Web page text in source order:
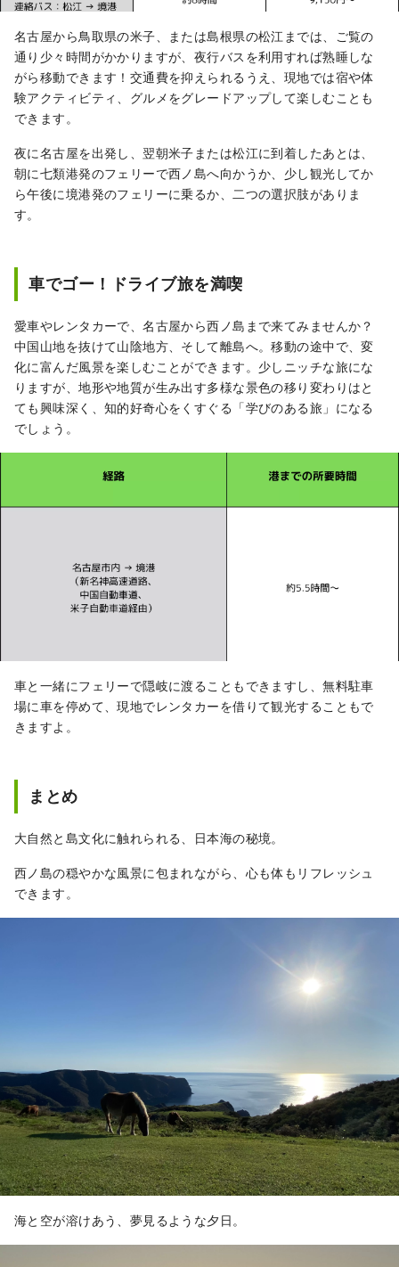
名古屋から鳥取県の米子、または島根県の松江までは、ご覧の
通り少々時間がかかりますが、夜行バスを利用すれば熟睡しな
がら移動できます！交通費を抑えられるうえ、現地では宿や体
験アクティビティ、グルメをグレードアップして楽しむことも
できます。
夜に名古屋を出発し、翌朝米子または松江に到着したあとは、
朝に七類港発のフェリーで西ノ島へ向かうか、少し観光してか
ら午後に境港発のフェリーに乗るか、二つの選択肢がありま
す。
車でゴー！ドライブ旅を満喫
愛車やレンタカーで、名古屋から西ノ島まで来てみませんか？
中国山地を抜けて山陰地方、そして離島へ。移動の途中で、変
化に富んだ風景を楽しむことができます。少しニッチな旅にな
りますが、地形や地質が生み出す多様な景色の移り変わりはと
ても興味深く、知的好奇心をくすぐる「学びのある旅」になる
でしょう。
車と一緒にフェリーで隠岐に渡ることもできますし、無料駐車
場に車を停めて、現地でレンタカーを借りて観光することもで
きますよ。
まとめ
大自然と島文化に触れられる、日本海の秘境。
西ノ島の穏やかな風景に包まれながら、心も体もリフレッシュ
できます。
海と空が溶けあう、夢見るような夕日。